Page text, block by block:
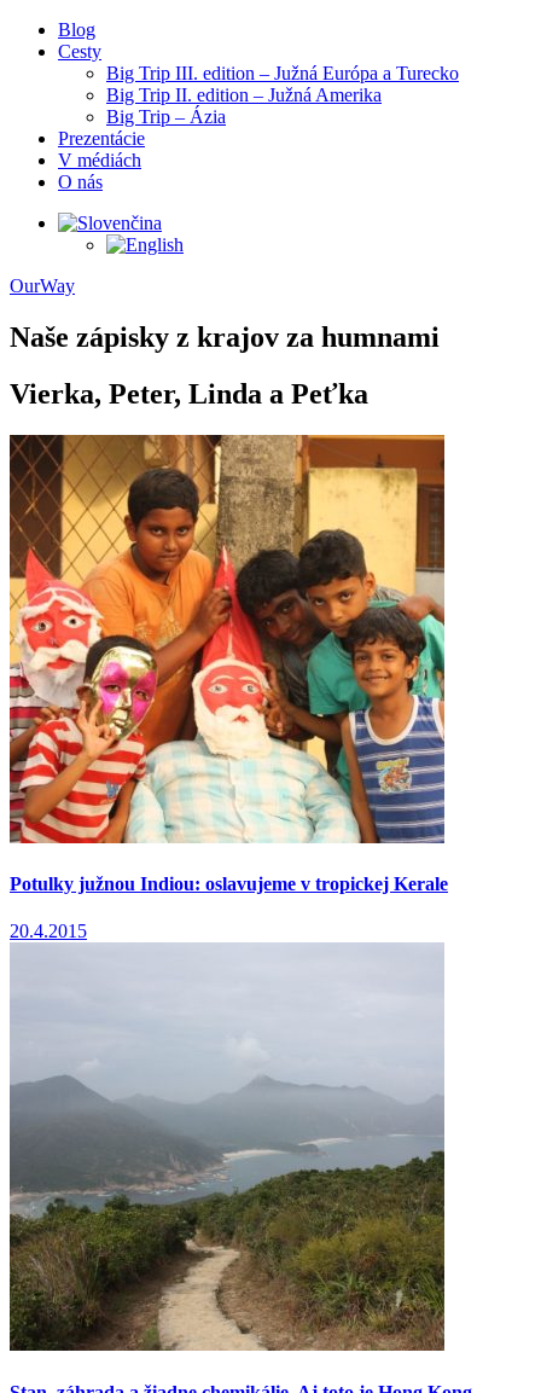
Blog
Cesty
Big Trip III. edition – Južná Európa a Turecko
Big Trip II. edition – Južná Amerika
Big Trip – Ázia
Prezentácie
V médiách
O nás
OurWay
Naše zápisky z krajov za humnami
Vierka, Peter, Linda a Peťka
Potulky južnou Indiou: oslavujeme v tropickej Kerale
20.4.2015